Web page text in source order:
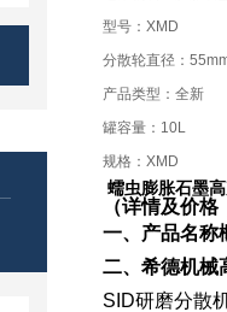
型号：XMD
分散轮直径：
产品类型：全新
罐容量：10L
规格：XMD
蠕虫膨胀石墨
（详情及价
一、产品名称
二、希德机械
SID研磨分散